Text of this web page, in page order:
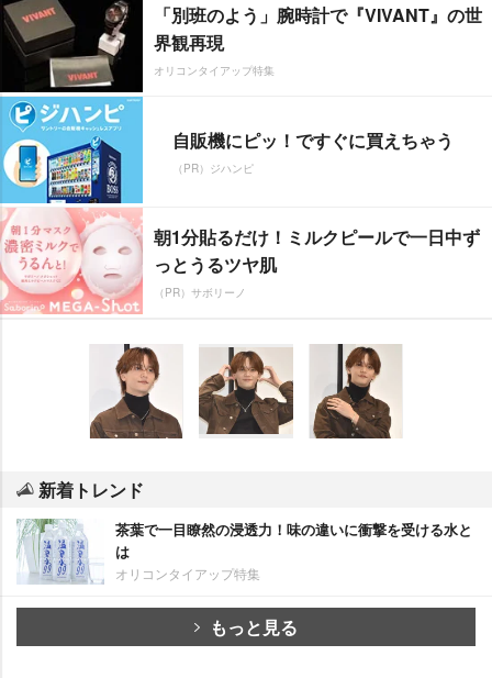
「別班のよう」腕時計で『VIVANT』の世
界観再現
オリコンタイアップ特集
自販機にピッ！ですぐに買えちゃう
（PR）ジハンピ
朝1分貼るだけ！ミルクピールで一日中ず
っとうるツヤ肌
（PR）サボリーノ
新着トレンド
茶葉で一目瞭然の浸透力！味の違いに衝撃を受ける水と
は
オリコンタイアップ特集
もっと見る